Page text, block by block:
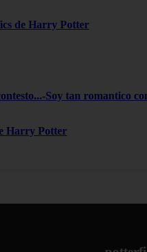
de Harry Potter
Soy tan romantico
Harry Potter